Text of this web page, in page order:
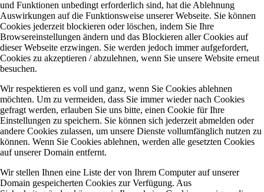
und Funktionen unbedingt erforderlich sind, hat die Ablehnung
Auswirkungen auf die Funktionsweise unserer Webseite. Sie können
Cookies jederzeit blockieren oder löschen, indem Sie Ihre
Browsereinstellungen ändern und das Blockieren aller Cookies auf
dieser Webseite erzwingen. Sie werden jedoch immer aufgefordert,
Cookies zu akzeptieren / abzulehnen, wenn Sie unsere Website erneut
besuchen.
Wir respektieren es voll und ganz, wenn Sie Cookies ablehnen
möchten. Um zu vermeiden, dass Sie immer wieder nach Cookies
gefragt werden, erlauben Sie uns bitte, einen Cookie für Ihre
Einstellungen zu speichern. Sie können sich jederzeit abmelden oder
andere Cookies zulassen, um unsere Dienste vollumfänglich nutzen zu
können. Wenn Sie Cookies ablehnen, werden alle gesetzten Cookies
auf unserer Domain entfernt.
Wir stellen Ihnen eine Liste der von Ihrem Computer auf unserer
Domain gespeicherten Cookies zur Verfügung. Aus